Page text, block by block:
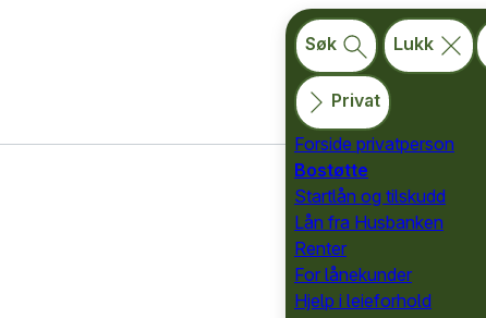
Søk Lukk
Privat
Forside privatperson
Bostøtte
Startlån og tilskudd
Lån fra Husbanken
Renter
For lånekunder
Hjelp i leieforhold